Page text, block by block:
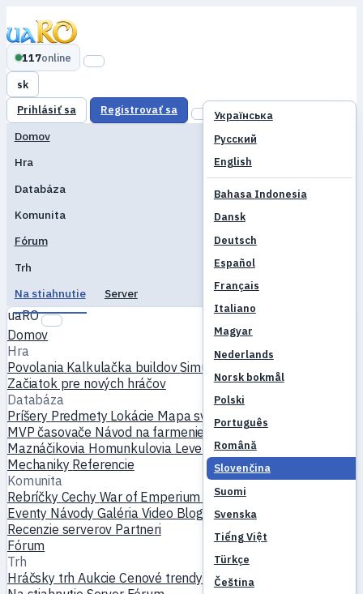
117online
sk
Українська
Русский
English
Bahasa Indonesia
Dansk
Deutsch
Español
Français
Italiano
Magyar
Nederlands
Norsk bokmål
Polski
Português
Română
Slovenčina
Suomi
Svenska
Tiếng Việt
Türkçe
Čeština
Prihlásiť sa Registrovať sa
Domov
Hra
Databáza
Komunita
Fórum
Trh
Na stiahnutie
Server
uaRO
Domov
Hra
Povolania Kalkulačka buildovSimulátor skillov
Začiatok pre nových hráčov
Databáza
Príšery Predmety Lokácie Mapa sveta
Databáza skillov
MVP časovače Návod na farmenie
Výroba a kovanie
Maznáčikovia Homunkulovia LevelovaniePorovnať
Mechaniky Referencie
Komunita
Rebríčky Cechy War of Emperium Profily hráčov
Eventy Návody Galéria Video Blogy KlubyKatalóg serverov
Recenzie serverov Partneri
Fórum
Trh
Hráčsky trhAukcie Cenové trendy
Ekonomika